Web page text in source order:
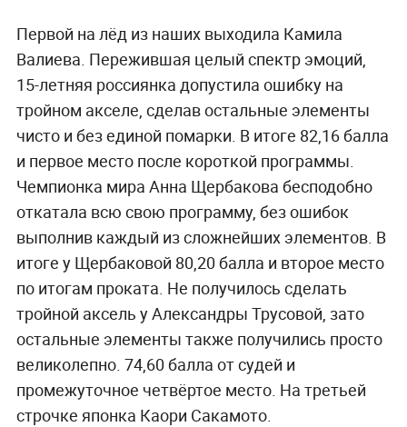
Первой на лёд из наших выходила Камила
Валиева. Пережившая целый спектр эмоций,
15-летняя россиянка допустила ошибку на
тройном акселе, сделав остальные элементы
чисто и без единой помарки. В итоге 82,16 балла
и первое место после короткой программы.
Чемпионка мира Анна Щербакова бесподобно
откатала всю свою программу, без ошибок
выполнив каждый из сложнейших элементов. В
итоге у Щербаковой 80,20 балла и второе место
по итогам проката. Не получилось сделать
тройной аксель у Александры Трусовой, зато
остальные элементы также получились просто
великолепно. 74,60 балла от судей и
промежуточное четвёртое место. На третьей
строчке японка Каори Сакамото.